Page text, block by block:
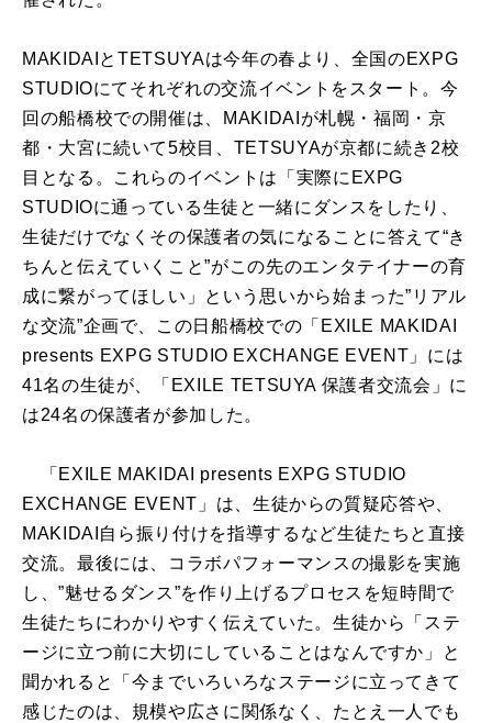
MAKIDAIとTETSUYAは今年の春より、全国のEXPG
STUDIOにてそれぞれの交流イベントをスタート。今
回の船橋校での開催は、MAKIDAIが札幌・福岡・京
都・大宮に続いて5校目、TETSUYAが京都に続き2校
目となる。これらのイベントは「実際にEXPG
STUDIOに通っている生徒と一緒にダンスをしたり、
生徒だけでなくその保護者の気になることに答えて“き
ちんと伝えていくこと”がこの先のエンタテイナーの育
成に繋がってほしい」という思いから始まった”リアル
な交流”企画で、この日船橋校での「EXILE MAKIDAI
presents EXPG STUDIO EXCHANGE EVENT」には
41名の生徒が、「EXILE TETSUYA 保護者交流会」に
は24名の保護者が参加した。
「EXILE MAKIDAI presents EXPG STUDIO
EXCHANGE EVENT」は、生徒からの質疑応答や、
MAKIDAI自ら振り付けを指導するなど生徒たちと直接
交流。最後には、コラボパフォーマンスの撮影を実施
し、”魅せるダンス”を作り上げるプロセスを短時間で
生徒たちにわかりやすく伝えていた。生徒から「ステ
ージに立つ前に大切にしていることはなんですか」と
聞かれると「今までいろいろなステージに立ってきて
感じたのは、規模や広さに関係なく、たとえ一人でも